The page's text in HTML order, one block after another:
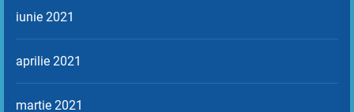
iunie 2021
aprilie 2021
martie 2021